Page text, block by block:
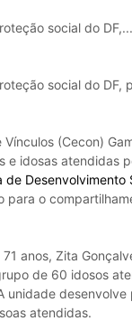
social do DF,...
social do DF,
(Cecon)
idosas atendidas
Desenvolvimento
o
anos, Zita
de 60 idosos
atendidas.